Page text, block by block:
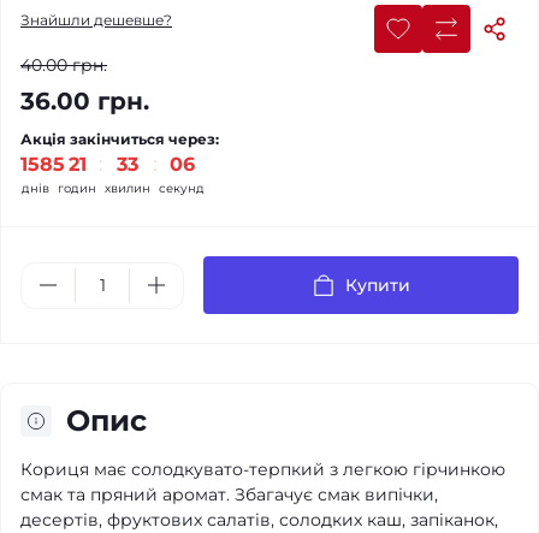
Знайшли дешевше?
40.00 грн.
36.00 грн.
Акція закінчиться через:
1585
днів
: 21
годин
: 33
хвилин
: 06
секунд
Купити
Опис
Кориця має солодкувато-терпкий з легкою гірчинкою
смак та пряний аромат. Збагачує смак випічки,
десертів, фруктових салатів, солодких каш, запіканок,